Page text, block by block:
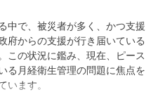
ど取扱規程は下記をご参照くだ
・ジャパン寄付金等取扱規程
中で、被災者が多く、かつ支援
府からの支援が行き届いている
この状況に鑑み、現在、ピース
る月経衛生管理の問題に焦点を
ます。